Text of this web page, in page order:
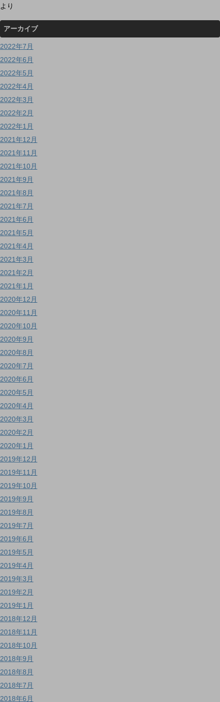
より
アーカイブ
2022年7月
2022年6月
2022年5月
2022年4月
2022年3月
2022年2月
2022年1月
2021年12月
2021年11月
2021年10月
2021年9月
2021年8月
2021年7月
2021年6月
2021年5月
2021年4月
2021年3月
2021年2月
2021年1月
2020年12月
2020年11月
2020年10月
2020年9月
2020年8月
2020年7月
2020年6月
2020年5月
2020年4月
2020年3月
2020年2月
2020年1月
2019年12月
2019年11月
2019年10月
2019年9月
2019年8月
2019年7月
2019年6月
2019年5月
2019年4月
2019年3月
2019年2月
2019年1月
2018年12月
2018年11月
2018年10月
2018年9月
2018年8月
2018年7月
2018年6月